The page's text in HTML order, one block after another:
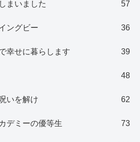
まいました 57
ングビー 36
幸せに暮らします 39
48
いを解け 62
デミーの優等生 73